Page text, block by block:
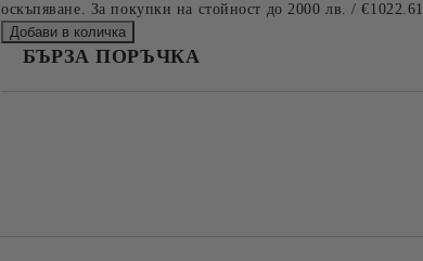
оскъпяване. За покупки на стойност до 2000 лв. / €1022.61
БЪРЗА ПОРЪЧКА